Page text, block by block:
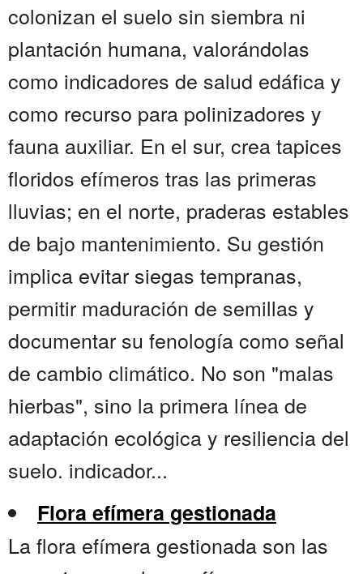
colonizan el suelo sin siembra ni
plantación humana, valorándolas
como indicadores de salud edáfica y
como recurso para polinizadores y
fauna auxiliar. En el sur, crea tapices
floridos efímeros tras las primeras
lluvias; en el norte, praderas estables
de bajo mantenimiento. Su gestión
implica evitar siegas tempranas,
permitir maduración de semillas y
documentar su fenología como señal
de cambio climático. No son "malas
hierbas", sino la primera línea de
adaptación ecológica y resiliencia del
suelo. indicador...
Flora efímera gestionada
La flora efímera gestionada son las